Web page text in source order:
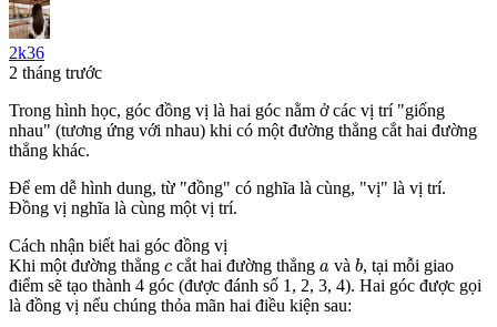
2k36
2 tháng trước
Trong hình học, góc đồng vị là hai góc nằm ở các vị trí "giống
nhau" (tương ứng với nhau) khi có một đường thẳng cắt hai đường
thẳng khác.
Để em dễ hình dung, từ "đồng" có nghĩa là cùng, "vị" là vị trí.
Đồng vị nghĩa là cùng một vị trí.
Cách nhận biết hai góc đồng vị
Khi một đường thẳng c
c cắt hai đường thẳng a
a và b
b , tại mỗi giao
điểm sẽ tạo thành 4 góc (được đánh số 1, 2, 3, 4). Hai góc được gọi
là đồng vị nếu chúng thỏa mãn hai điều kiện sau: